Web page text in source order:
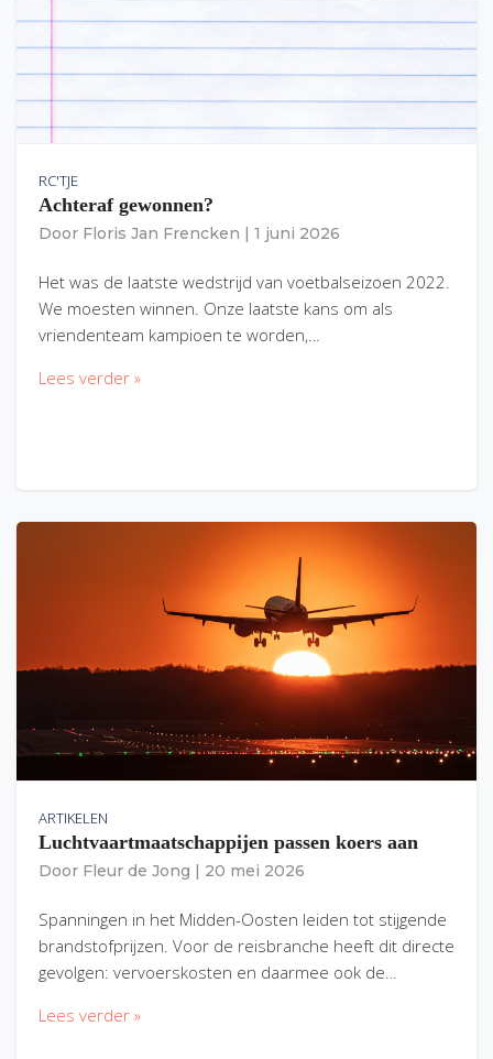
RC'TJE
Achteraf gewonnen?
Door Floris Jan Frencken 1 juni 2026
Het was de laatste wedstrijd van voetbalseizoen 2022.
We moesten winnen. Onze laatste kans om als
vriendenteam kampioen te worden,…
Lees verder »
ARTIKELEN
Luchtvaartmaatschappijen passen koers aan
Door Fleur de Jong 20 mei 2026
Spanningen in het Midden-Oosten leiden tot stijgende
brandstofprijzen. Voor de reisbranche heeft dit directe
gevolgen: vervoerskosten en daarmee ook de…
Lees verder »